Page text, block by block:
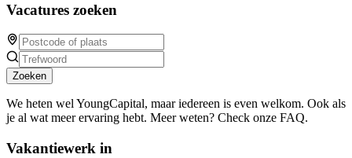
Vacatures zoeken
Zoeken
We heten wel YoungCapital, maar iedereen is even welkom. Ook als
je al wat meer ervaring hebt. Meer weten? Check onze FAQ.
Vakantiewerk in